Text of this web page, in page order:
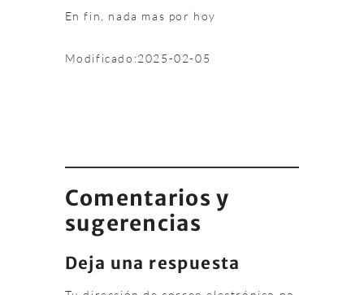
En fin, nada mas por hoy
Modificado:2025-02-05
Comentarios y
sugerencias
Deja una respuesta